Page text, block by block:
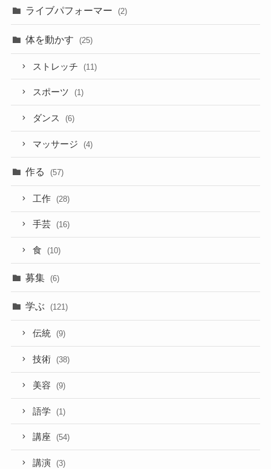
ライブパフォーマー (2)
体を動かす (25)
ストレッチ (11)
スポーツ (1)
ダンス (6)
マッサージ (4)
作る (57)
工作 (28)
手芸 (16)
食 (10)
募集 (6)
学ぶ (121)
伝統 (9)
技術 (38)
美容 (9)
語学 (1)
講座 (54)
講演 (3)